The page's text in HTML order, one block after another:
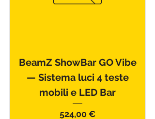
BeamZ ShowBar GO Vibe
— Sistema luci 4 teste
mobili e LED Bar
Prezzo
524,00 €